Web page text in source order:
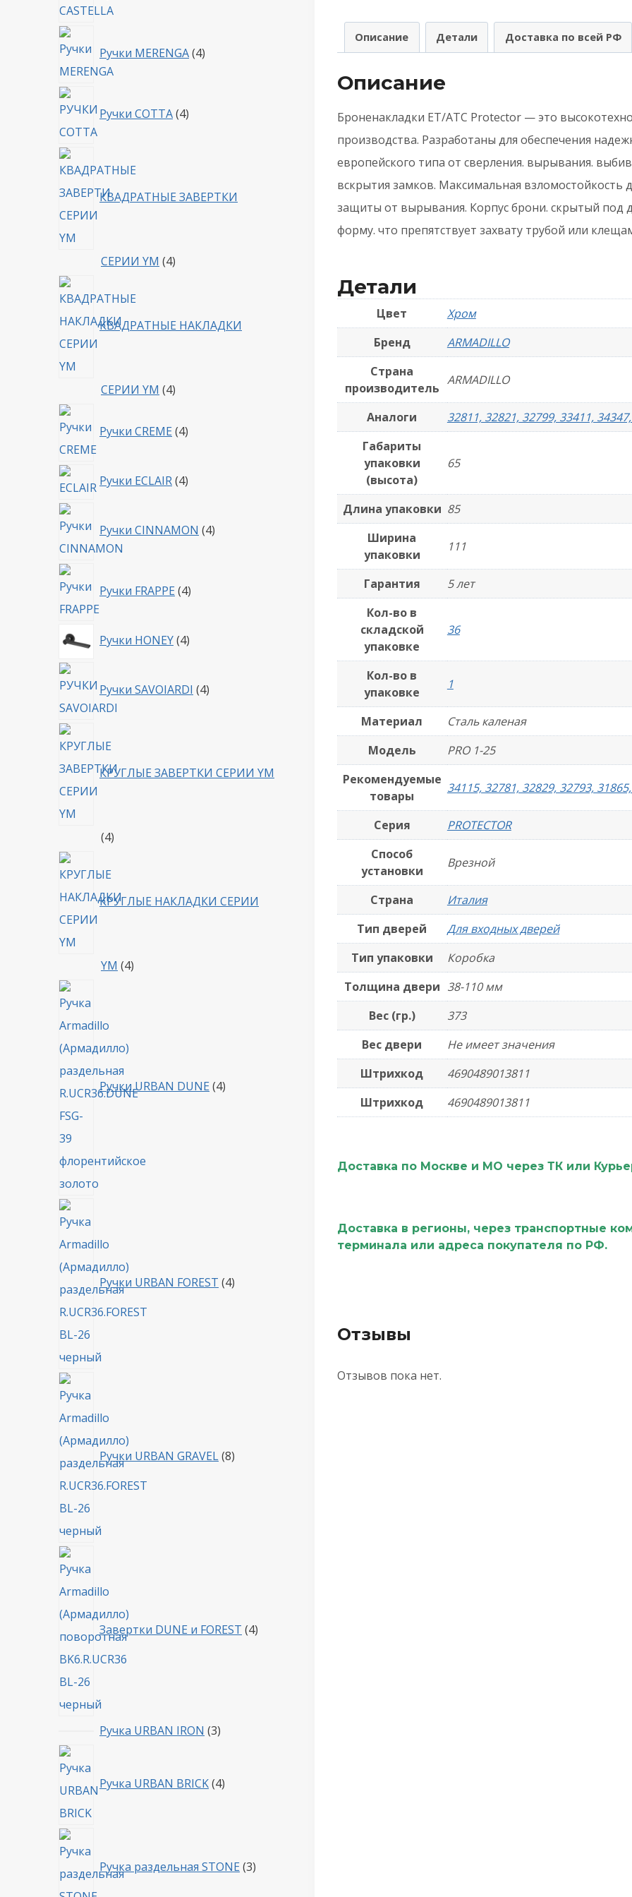
на
8
-
Описание Детали Доставка по всей РФ
Описание
Броненакладки ET/ATC Protector — это
производства. Разработаны для обеспечения
европейского типа от сверления. вырывания.
вскрытия замков. Максимальная взломостойкость
защиты от вырывания. Корпус брони. скрытый под
форму. что препятствует захвату трубой или
Детали
Цвет
Хром
Бренд
ARMADILLO
Страна
производитель
ARMADILLO
Аналоги
32811, 32821, 32799, 33411,
Габариты
упаковки
(высота)
65
Длина упаковки 85
Ширина
упаковки
111
Гарантия
5 лет
Кол-во в
складской
упаковке
36
Кол-во в
упаковке
1
Материал
Сталь каленая
Модель
PRO 1-25
Рекомендуемые
товары
34115, 32781, 32829, 32793,
Серия
PROTECTOR
Способ
установки
Врезной
Страна
Италия
Тип дверей
Для входных дверей
Тип упаковки
Коробка
Толщина двери 38-110 мм
Вес (гр.)
373
Вес двери
Не имеет значения
Штрихкод
4690489013811
Штрихкод
4690489013811
Доставка по Москве и МО через ТК или
Доставка в регионы, через транспортные
терминала или адреса покупателя по РФ.
Отзывы
Отзывов пока нет.
Ручки MERENGA 4товара
Ручки COTTA 4товара
КВАДРАТНЫЕ ЗАВЕРТКИ
СЕРИИ YM 44
КВАДРАТНЫЕ НАКЛАДКИ
СЕРИИ YM 44
Ручки CREME 4товара
Ручки ECLAIR 44
Ручки CINNAMON 4товара
Ручки FRAPPE 4товара
Ручки HONEY 44
Ручки SAVOIARDI 4товара
КРУГЛЫЕ ЗАВЕРТКИ СЕРИИ YM
44
КРУГЛЫЕ НАКЛАДКИ СЕРИИ
YM 44
Ручки URBAN DUNE 4
Ручки URBAN FOREST 4
Ручки URBAN GRAVEL 8
Завертки DUNE и FOREST 4
Ручка URBAN IRON 33
Ручка URBAN BRICK 4товара
Ручка раздельная STONE 3товара